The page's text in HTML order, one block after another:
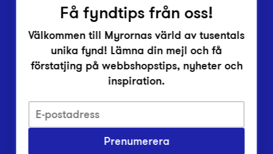
Integritetsskyddspolicy
Har du frågor om onlineköp, leverans eller retur?
Få fyndtips från oss!
Välkommen till Myrornas värld av tusentals
unika fynd! Lämna din mejl och få
förstatjing på webbshopstips, nyheter och
inspiration.
Prenumerera